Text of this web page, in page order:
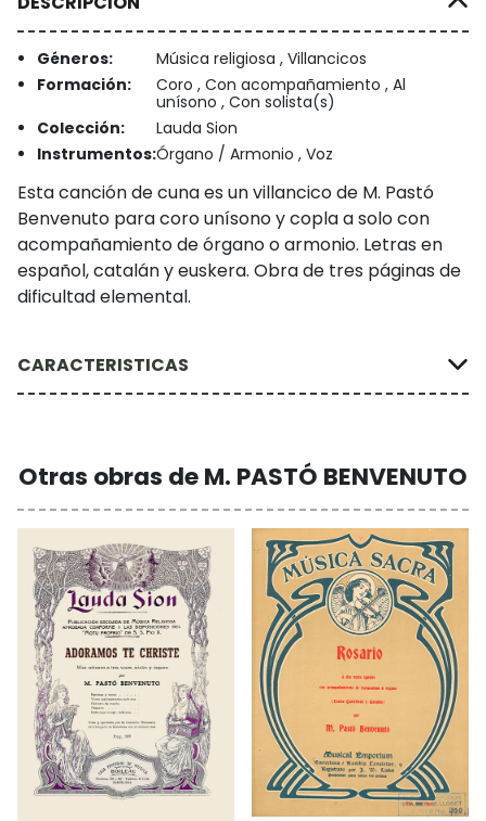
Géneros:
Música religiosa , Villancicos
Formación:
Coro , Con acompañamiento , Al
unísono , Con solista(s)
Colección:
Lauda Sion
Instrumentos:Órgano / Armonio , Voz
Esta canción de cuna es un villancico de M. Pastó
Benvenuto para coro unísono y copla a solo con
acompañamiento de órgano o armonio. Letras en
español, catalán y euskera. Obra de tres páginas de
dificultad elemental.
CARACTERISTICAS
Otras obras de M. PASTÓ BENVENUTO